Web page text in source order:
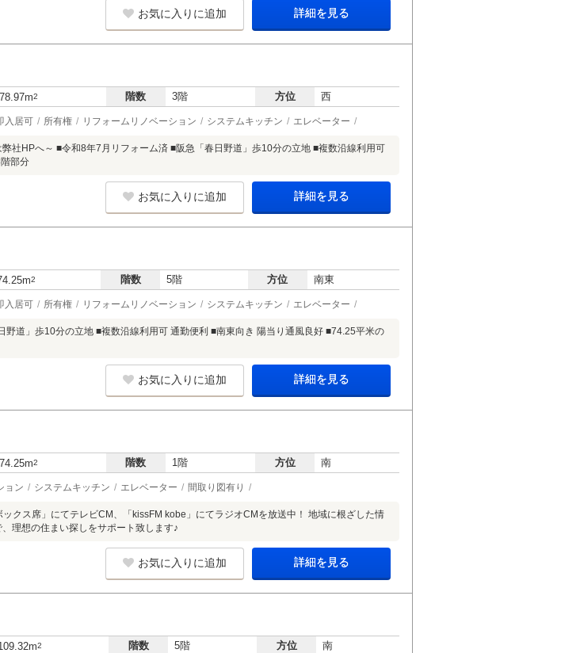
お気に入りに追加 詳細を見る
78.97m2 階数 3階 方位 西
入居可 所有権 リフォームリノベーション システムキッチン エレベーター
社HPへ～ ■令和8年7月リフォーム済 ■阪急「春日野道」歩10分の立地 ■複数沿線利用可
部分
お気に入りに追加 詳細を見る
2 階数 5階 方位 南東
入居可 所有権 リフォームリノベーション システムキッチン エレベーター
野道」歩10分の立地 ■複数沿線利用可 通勤便利 ■南東向き 陽当り通風良好 ■74.25平米の
お気に入りに追加 詳細を見る
74.25m2 階数 1階 方位 南
ョン システムキッチン エレベーター 間取り図有り
クス席」にてテレビCM、「kissFM kobe」にてラジオCMを放送中！ 地域に根ざした情
理想の住まい探しをサポート致します♪
お気に入りに追加 詳細を見る
2 階数 5階 方位 南